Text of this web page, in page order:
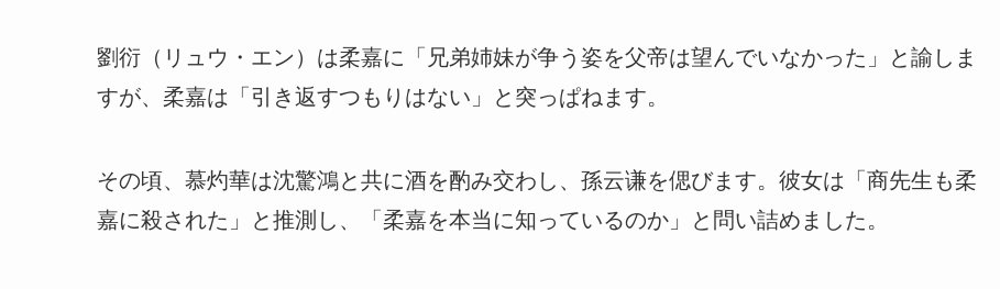
劉衍（リュウ・エン）は柔嘉に「兄弟姉妹が争う姿を父帝は望んでいなかった」と諭しま
すが、柔嘉は「引き返すつもりはない」と突っぱねます。
その頃、慕灼華は沈驚鴻と共に酒を酌み交わし、孫云谦を偲びます。彼女は「商先生も柔
嘉に殺された」と推測し、「柔嘉を本当に知っているのか」と問い詰めました。